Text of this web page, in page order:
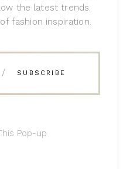
the latest trends.
fashion inspiration.
Pop-up